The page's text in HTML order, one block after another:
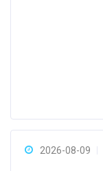
2026-08-09